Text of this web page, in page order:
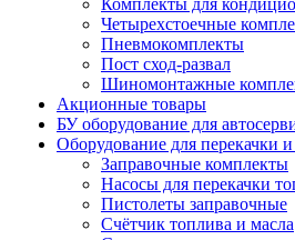
Комплекты для
Четырехстоечные
Пневмокомплекты
Пост сход-развал
Шиномонтажные
Акционные товары
БУ оборудование для
Оборудование для перекачки
Заправочные комплекты
Насосы для перекачки
Пистолеты заправочные
Счётчик топлива и масла